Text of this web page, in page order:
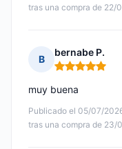
tras una compra de 22/
B
bernabe P.
Nota: 5 de 5
Publicado el 05/07/
tras una compra de 23/
muy buena